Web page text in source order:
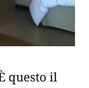
questo il